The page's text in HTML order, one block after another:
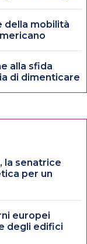
della mobilità
alla sfida
di dimenticare
la senatrice
per un
europei
degli edifici